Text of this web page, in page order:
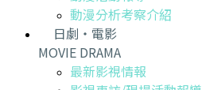
動漫分析考察介紹
日劇・電影
MOVIE DRAMA
最新影視情報